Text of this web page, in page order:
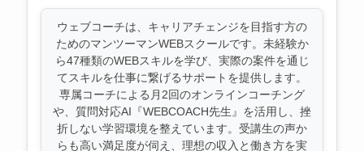
ウェブコーチは、キャリアチェンジを目指す方の
ためのマンツーマンWEBスクールです。未経験か
ら47種類のWEBスキルを学び、実際の案件を通じ
てスキルを仕事に繋げるサポートを提供します。
専属コーチによる月2回のオンラインコーチング
や、質問対応AI『WEBCOACH先生』を活用し、挫
折しない学習環境を整えています。受講生の声か
らも高い満足度が伺え、理想の収入と働き方を実